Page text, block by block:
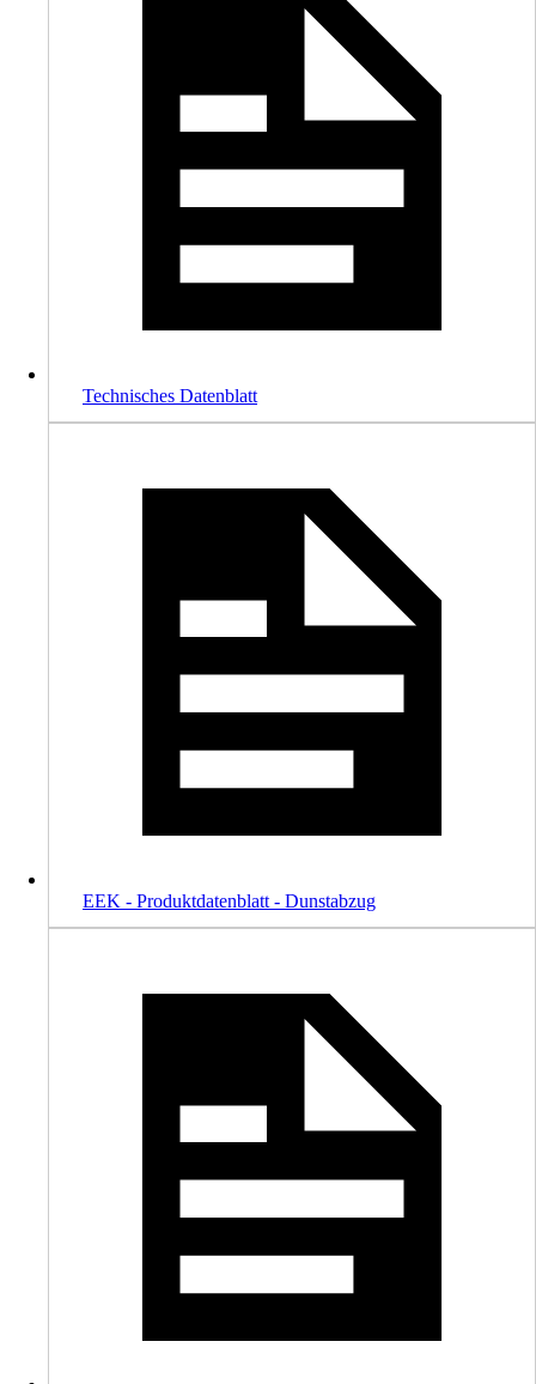
Technisches Datenblatt
EEK - Produktdatenblatt - Dunstabzug